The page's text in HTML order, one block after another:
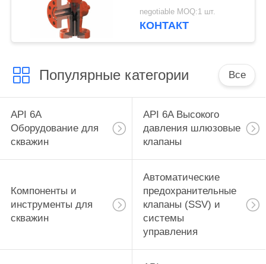
выход в фланце WP с
1 максимальным
negotiable MOQ:1 шт.
КОНТАКТ
Популярные категории Все
API 6A
Оборудование для
скважин
API 6A Высокого
давления шлюзовые
клапаны
Компоненты и
инструменты для
скважин
Автоматические
предохранительные
клапаны (SSV) и
системы
управления